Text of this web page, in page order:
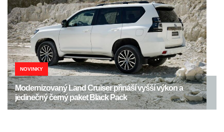
NOVINKY
Modernizovaný Land Cruiser přináší vyšší výkon a
jedinečný černý paket Black Pack